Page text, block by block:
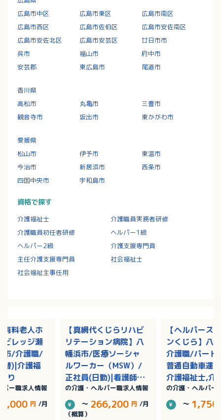
広島市中区
広島市東区
広島市南区
広島市西区
広島市佐伯区
広島市安佐南区
広島市安佐北区
広島市安芸区
廿日市市
呉市
福山市
府中市
安芸郡
東広島市 尾道市
香川県
高松市
丸亀市
三豊市
観音寺市
坂出市 東かがわ市
愛媛県
松山市
伊予市
東温市
今治市
新居浜市
西条市
四国中央市
宇和島市
資格で探す
介護福祉士
介護職員実務者研修
介護職員初任者研修
ヘルパー1級
ヘルパー2級
介護支援専門員
主任介護支援専門員
社会福祉士
社会福祉主事任用
【真網代くじらリハビ
リテーション病院】八
幡浜市/医療ソーシャ
ルワーカー（MSW）/
正社員(日勤)|看護師,
社会福祉士/賞与あり
の介護・ヘルパー職求人情報
～ 266,200 円 /月
（概算）
【ヘルパース
ンくじら】八
介護職/パート
普通自動車運
介護福祉士,介
初任者研修（
2級）,介護職
研修（ヘルパ
の介護・ヘルパー
～ 1,750
有料老人ホ
レッジ瀬
市/介護職/
替)|介護福
り
ー職求人情報
円 /月